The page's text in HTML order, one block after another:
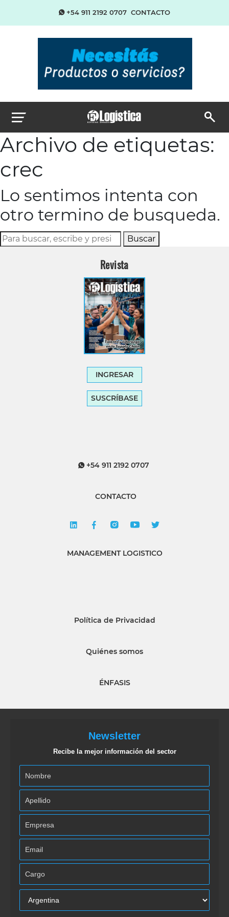
+54 911 2192 0707 CONTACTO
Archivo de etiquetas:
crec
Lo sentimos intenta con
otro termino de busqueda.
Buscar
Revista
INGRESAR
SUSCRÍBASE
+54 911 2192 0707
CONTACTO
MANAGEMENT LOGISTICO
Política de Privacidad
Quiénes somos
ÉNFASIS
Newsletter
Recibe la mejor información del sector